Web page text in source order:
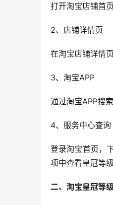
打开淘宝店铺首
2、店铺详情页
在淘宝店铺详情
3、淘宝APP
通过淘宝APP搜
4、服务中心查询
登录淘宝首页，
项中查看皇冠等级
二、淘宝皇冠等